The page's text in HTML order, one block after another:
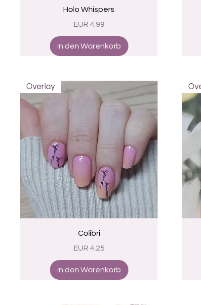
Schnellansicht
Holo Whispers
Preis
EUR 4.99
In den Warenkorb
Schnellansicht
Overlay
Colibri
Preis
EUR 4.25
In den Warenkorb